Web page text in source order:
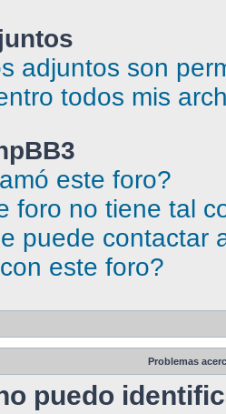
adjuntos son
todos mis
este foro?
foro no tiene tal
puede contactar
este foro?
Problemas
puedo